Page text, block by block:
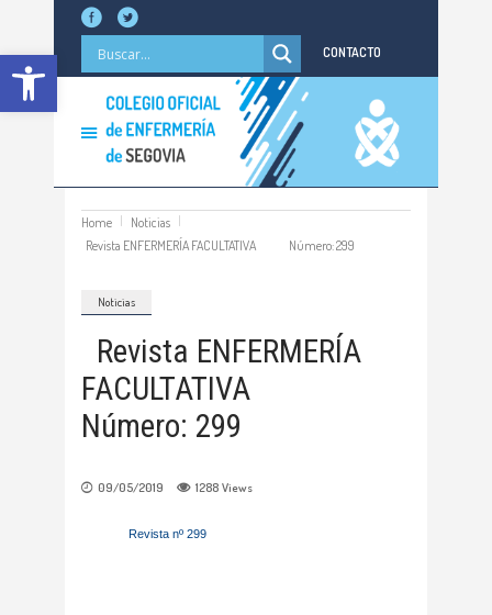
Abrir barra de herramientas CONTACTO
Home
Noticias
Revista ENFERMERÍA FACULTATIVA Número: 299
Noticias
Revista ENFERMERÍA
FACULTATIVA
Número: 299
09/05/2019 1288 Views
Revista nº 299